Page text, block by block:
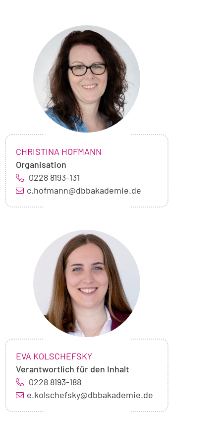
Foto
von
Christina
Hofmann
NAME:
CHRISTINA HOFMANN
Organisation
0228 8193-131
c.hofmann@dbbakademie.de
Foto
von
Eva
Kolschefsky
NAME:
EVA KOLSCHEFSKY,
Verantwortlich für den Inhalt
0228 8193-188
e.kolschefsky@dbbakademie.de